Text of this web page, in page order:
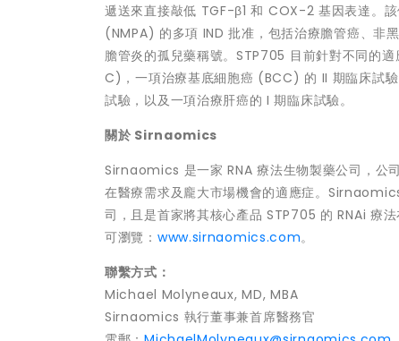
遞送來直接敲低 TGF-β1 和 COX-2 基因表達。
(NMPA) 的多項 IND 批准，包括治療膽管癌、非
膽管炎的孤兒藥稱號。STP705 目前針對不同的
C)，一項治療基底細胞癌 (BCC) 的 II 期臨床試
試驗，以及一項治療肝癌的 I 期臨床試驗。
關於 Sirnaomics
Sirnaomics 是一家 RNA 療法生物製藥公司，公
在醫療需求及龐大市場機會的適應症。
司，且是首家將其核心產品 STP705 的 RNAi 療
可瀏覽： www.sirnaomics.com。
聯繫方式：
Michael Molyneaux, MD, MBA
Sirnaomics 執行董事兼首席醫務官